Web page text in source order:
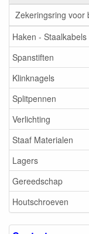
Zekeringsring voor
Haken - Staalkabels
Spanstiften
Klinknagels
Splitpennen
Verlichting
Staaf Materialen
Lagers
Gereedschap
Houtschroeven